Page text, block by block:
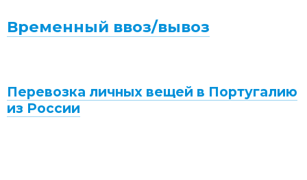
Временный ввоз/вывоз
Перевозка личных вещей в Португалию
из России